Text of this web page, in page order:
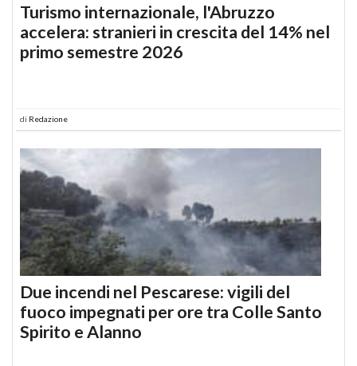
Turismo internazionale, l'Abruzzo
accelera: stranieri in crescita del 14% nel
primo semestre 2026
di Redazione
Due incendi nel Pescarese: vigili del
fuoco impegnati per ore tra Colle Santo
Spirito e Alanno